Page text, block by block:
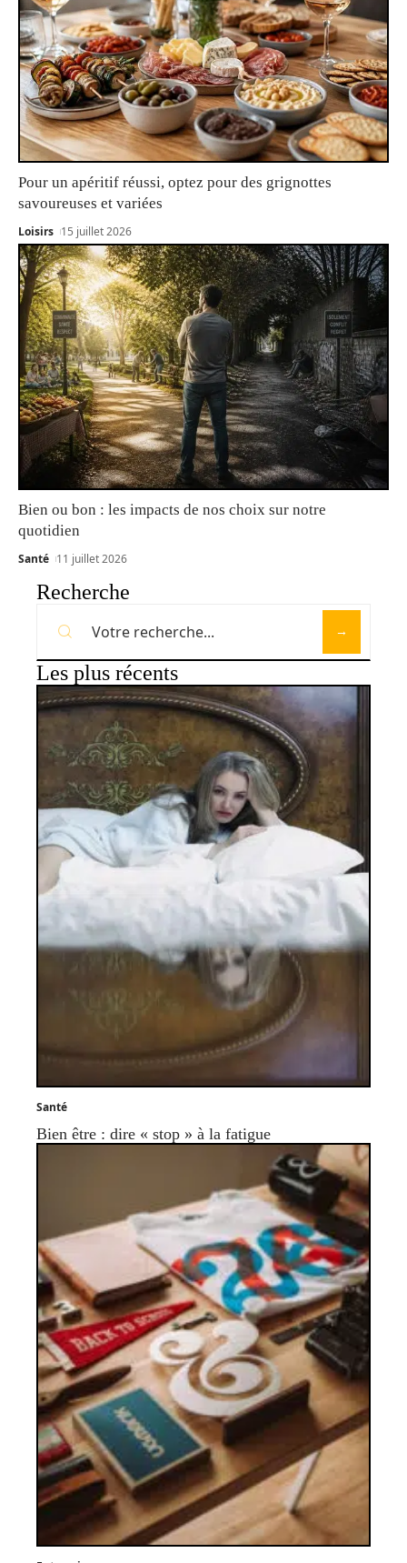
Pour un apéritif réussi, optez pour des grignottes
savoureuses et variées
Loisirs 15 juillet 2026
Bien ou bon : les impacts de nos choix sur notre
quotidien
Santé 11 juillet 2026
Recherche
Les plus récents
Santé
Bien être : dire « stop » à la fatigue